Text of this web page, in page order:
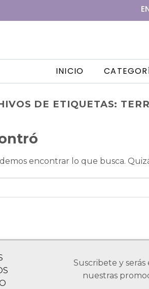
INICIO
DE ETIQUETAS:
encontrar lo que busca.
Suscribete y
nuestras